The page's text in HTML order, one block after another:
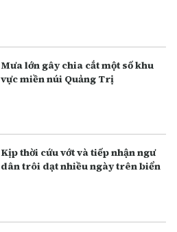
Mưa lớn gây chia cắt một số khu
vực miền núi Quảng Trị
Kịp thời cứu vớt và tiếp nhận ngư
dân trôi dạt nhiều ngày trên biển